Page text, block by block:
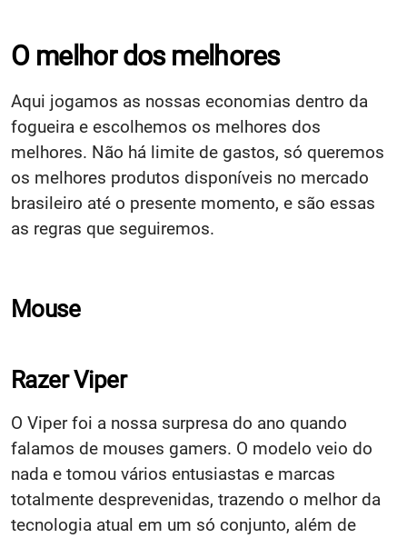
O melhor dos melhores
Aqui jogamos as nossas economias dentro da
fogueira e escolhemos os melhores dos
melhores. Não há limite de gastos, só queremos
os melhores produtos disponíveis no mercado
brasileiro até o presente momento, e são essas
as regras que seguiremos.
Mouse
Razer Viper
O Viper foi a nossa surpresa do ano quando
falamos de mouses gamers. O modelo veio do
nada e tomou vários entusiastas e marcas
totalmente desprevenidas, trazendo o melhor da
tecnologia atual em um só conjunto, além de